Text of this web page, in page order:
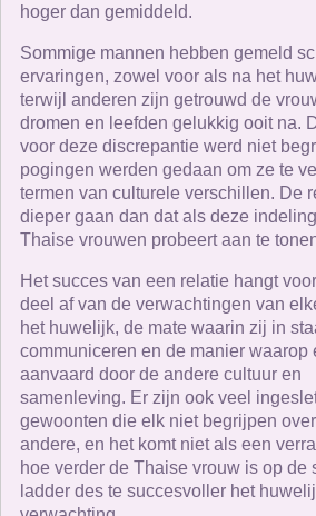
hoger dan gemiddeld.
Sommige mannen hebben gemeld
ervaringen, zowel voor als na het
terwijl anderen zijn getrouwd de
dromen en leefden gelukkig ooit na.
voor deze discrepantie werd niet
pogingen werden gedaan om ze te
termen van culturele verschillen. De
dieper gaan dan dat als deze
Thaise vrouwen probeert aan te
Het succes van een relatie hangt
deel af van de verwachtingen van
het huwelijk, de mate waarin zij in
communiceren en de manier waarop
aanvaard door de andere cultuur en
samenleving. Er zijn ook veel
gewoonten die elk niet begrijpen
andere, en het komt niet als een
hoe verder de Thaise vrouw is op de
ladder des te succesvoller het